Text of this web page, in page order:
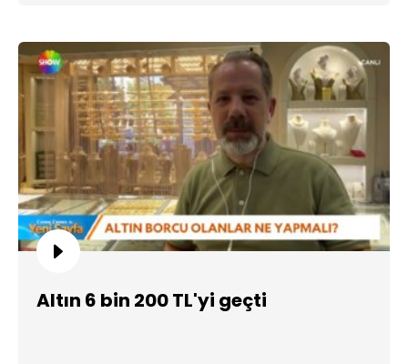
Altın 6 bin 200 TL'yi geçti